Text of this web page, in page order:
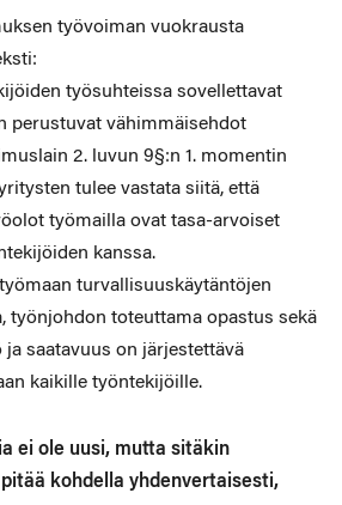
työvoiman vuokrausta
työsuhteissa sovellettavat
perustuvat vähimmäisehdot
2. luvun 9§:n 1. momentin
tulee vastata siitä, että
työmailla ovat tasa-arvoiset
kanssa.
turvallisuuskäytäntöjen
työnjohdon toteuttama opastus sekä
saatavuus on järjestettävä
kaikille työntekijöille.
ei ole uusi, mutta sitäkin
kohdella yhdenvertaisesti,